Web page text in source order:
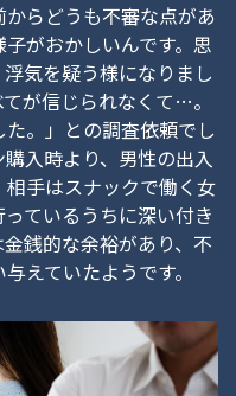
らどうも不審な点があ
がおかしいんです。思
気を疑う様になりまし
が信じられなくて…。
。」との調査依頼でし
入時より、男性の出入
手はスナックで働く女
ているうちに深い付き
銭的な余裕があり、不
えていたようです。